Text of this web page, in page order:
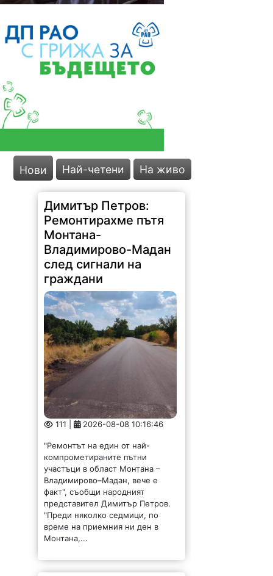
Нови Най-четени На живо
Димитър Петров:
Ремонтирахме пътя
Монтана-
Владимирово-Мадан
след сигнали на
граждани
111 | 2026-08-08 10:16:46
"Ремонтът на един от най-
компрометираните пътни
участъци в област Монтана –
Владимирово–Мадан, вече е
факт", съобщи народният
представител Димитър Петров.
"Преди няколко седмици, по
време на приемния ни ден в
Монтана,...